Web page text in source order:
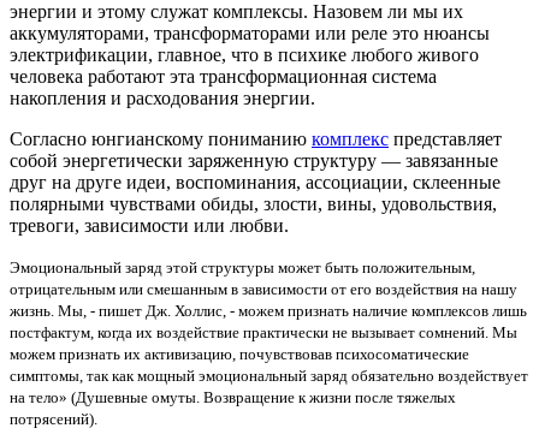
энергии и этому служат комплексы. Назовем ли мы их
аккумуляторами, трансформаторами или реле это нюансы
электрификации, главное, что в психике любого живого
человека работают эта трансформационная система
накопления и расходования энергии.
Согласно юнгианскому пониманию комплекс представляет
собой энергетически заряженную структуру — завязанные
друг на друге идеи, воспоминания, ассоциации, склеенные
полярными чувствами обиды, злости, вины, удовольствия,
тревоги, зависимости или любви.
Эмоциональный заряд этой структуры может быть положительным,
отрицательным или смешанным в зависимости от его воздействия на нашу
жизнь. Мы, - пишет Дж. Холлис, - можем признать наличие комплексов лишь
постфактум, когда их воздействие практически не вызывает сомнений. Мы
можем признать их активизацию, почувствовав психосоматические
симптомы, так как мощный эмоциональный заряд обязательно воздействует
на тело» (Душевные омуты. Возвращение к жизни после тяжелых
потрясений).